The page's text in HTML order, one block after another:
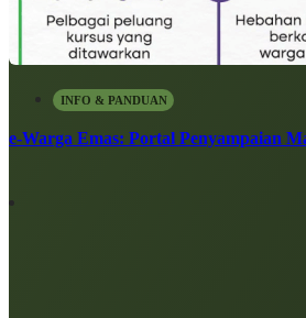
INFO & PANDUAN
e-Warga Emas: Portal Penyampaian